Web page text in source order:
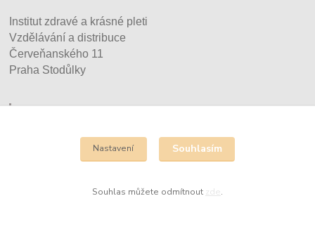
Institut zdravé a krásné pleti
Vzdělávání a distribuce
Červeňanského 11
Praha Stodůlky
Kontakty
+420 732 930 670
Nastavení Souhlasím
Souhlas můžete odmítnout zde .